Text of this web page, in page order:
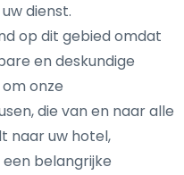
dienst.
op dit gebied omdat
en deskundige
onze
die van en naar alle
naar uw hotel,
belangrijke